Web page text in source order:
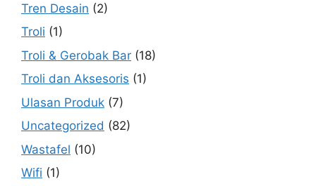
Tren Desain (2)
Troli (1)
Troli & Gerobak Bar (18)
Troli dan Aksesoris (1)
Ulasan Produk (7)
Uncategorized (82)
Wastafel (10)
Wifi (1)